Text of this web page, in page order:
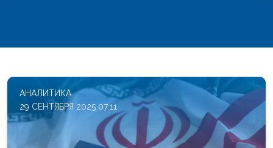
АНАЛИТИКА
29 СЕНТЯБРЯ 2025 07:11